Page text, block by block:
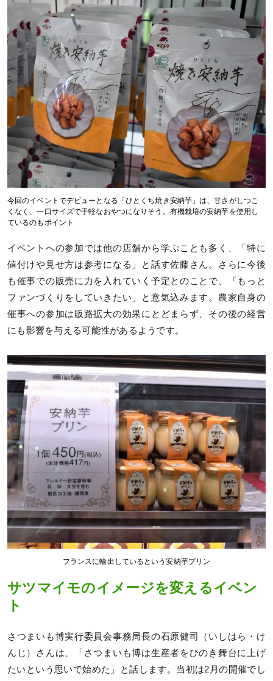
今回のイベントでデビューとなる「ひとくち焼き安納芋」は、甘さがしつこ
くなく、一口サイズで手軽なおやつになりそう。有機栽培の安納芋を使用し
ているのもポイント
イベントへの参加では他の店舗から学ぶことも多く、「特に
値付けや見せ方は参考になる」と話す佐藤さん。さらに今後
も催事での販売に力を入れていく予定とのことで、「もっと
ファンづくりをしていきたい」と意気込みます。農家自身の
催事への参加は販路拡大の効果にとどまらず、その後の経営
にも影響を与える可能性があるようです。
フランスに輸出しているという安納芋プリン
サツマイモのイメージを変えるイベン
ト
さつまいも博実行委員会事務局長の石原健司（いしはら・け
んじ）さんは、「さつまいも博は生産者をひのき舞台に上げ
たいという思いで始めた」と話します。当初は2月の開催でし